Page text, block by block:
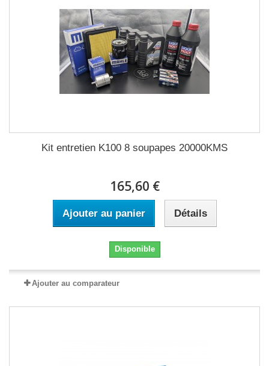
Kit entretien K100 8 soupapes 20000KMS
165,60 €
Ajouter au panier Détails
Disponible
Ajouter au comparateur